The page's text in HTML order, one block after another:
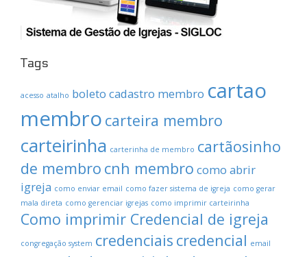
Tags
acesso atalho boleto cadastro membro cartao
membro carteira membro
carteirinha carterinha de membro cartãosinho
de membro cnh membro como abrir
igreja como enviar email como fazer sistema de igreja como gerar
mala direta como gerenciar igrejas como imprimir carteirinha
Como imprimir Credencial de igreja
congregação system credenciais credencial email